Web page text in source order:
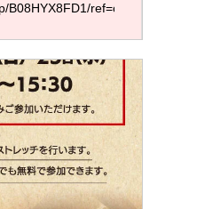
B08HYX8FD1/